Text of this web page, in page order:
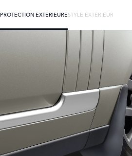
PROTECTION EXTÉRIEURESTYLE EXTÉRIEUR